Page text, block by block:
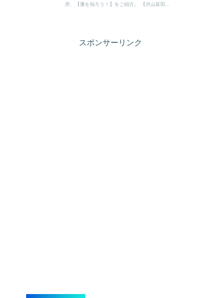
所、【藩を知ろう！】をご紹介。 【月山富田...
スポンサーリンク